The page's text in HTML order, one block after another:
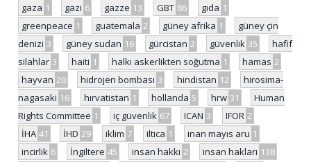
gaza 1 gazi 6 gazze 13 GBT 86 gıda 1
greenpeace 1 guatemala 2 güney afrika 1
güney çin
denizi 3 güney sudan 16 gürcistan 2 güvenlik 35
hafif
silahlar 3 haiti 1 halkı askerlikten soğutma 1 hamas 2
hayvan 20 hidrojen bombası 3 hindistan 12
hirosima-
nagasaki 16 hırvatistan 1 hollanda 5 hrw 31
Human
Rights Committee 1 iç güvenlik 67 ICAN 3 IFOR 2
İHA 41 İHD 29 iklim 7 iltica 1 inan mayıs aru 1
incirlik 6 İngiltere 45 insan hakkı 2 insan hakları 138